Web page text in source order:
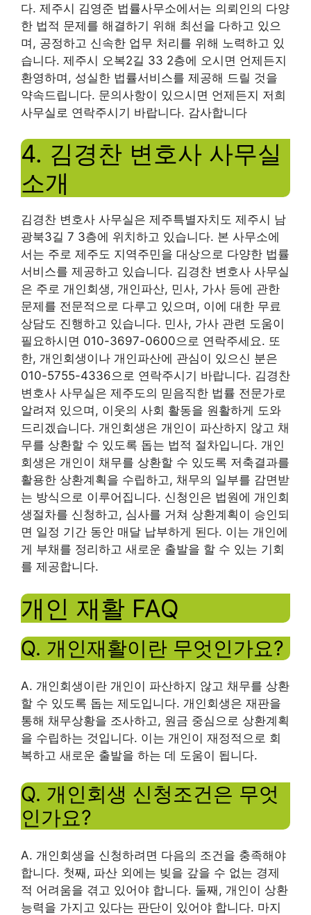
다. 제주시 김영준 법률사무소에서는 의뢰인의 다양
한 법적 문제를 해결하기 위해 최선을 다하고 있으
며, 공정하고 신속한 업무 처리를 위해 노력하고 있
습니다. 제주시 오복2길 33 2층에 오시면 언제든지
환영하며, 성실한 법률서비스를 제공해 드릴 것을
약속드립니다. 문의사항이 있으시면 언제든지 저희
사무실로 연락주시기 바랍니다. 감사합니다
4. 김경찬 변호사 사무실
소개
김경찬 변호사 사무실은 제주특별자치도 제주시 남
광북3길 7 3층에 위치하고 있습니다. 본 사무소에
서는 주로 제주도 지역주민을 대상으로 다양한 법률
서비스를 제공하고 있습니다. 김경찬 변호사 사무실
은 주로 개인회생, 개인파산, 민사, 가사 등에 관한
문제를 전문적으로 다루고 있으며, 이에 대한 무료
상담도 진행하고 있습니다. 민사, 가사 관련 도움이
필요하시면 010-3697-0600으로 연락주세요. 또
한, 개인회생이나 개인파산에 관심이 있으신 분은
010-5755-4336으로 연락주시기 바랍니다. 김경찬
변호사 사무실은 제주도의 믿음직한 법률 전문가로
알려져 있으며, 이웃의 사회 활동을 원활하게 도와
드리겠습니다. 개인회생은 개인이 파산하지 않고 채
무를 상환할 수 있도록 돕는 법적 절차입니다. 개인
회생은 개인이 채무를 상환할 수 있도록 저축결과를
활용한 상환계획을 수립하고, 채무의 일부를 감면받
는 방식으로 이루어집니다. 신청인은 법원에 개인회
생절차를 신청하고, 심사를 거쳐 상환계획이 승인되
면 일정 기간 동안 매달 납부하게 된다. 이는 개인에
게 부채를 정리하고 새로운 출발을 할 수 있는 기회
를 제공합니다.
개인 재활 FAQ
Q. 개인재활이란 무엇인가요?
A. 개인회생이란 개인이 파산하지 않고 채무를 상환
할 수 있도록 돕는 제도입니다. 개인회생은 재판을
통해 채무상황을 조사하고, 원금 중심으로 상환계획
을 수립하는 것입니다. 이는 개인이 재정적으로 회
복하고 새로운 출발을 하는 데 도움이 됩니다.
Q. 개인회생 신청조건은 무엇
인가요?
A. 개인회생을 신청하려면 다음의 조건을 충족해야
합니다. 첫째, 파산 외에는 빚을 갚을 수 없는 경제
적 어려움을 겪고 있어야 합니다. 둘째, 개인이 상환
능력을 가지고 있다는 판단이 있어야 합니다. 마지